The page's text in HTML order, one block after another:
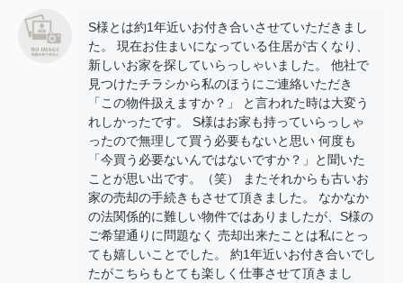
S様とは約1年近いお付き合いさせていただきまし
た。 現在お住まいになっている住居が古くなり、
新しいお家を探していらっしゃいました。 他社で
見つけたチラシから私のほうにご連絡いただき
「この物件扱えますか？」 と言われた時は大変う
れしかったです。 S様はお家も持っていらっしゃ
ったので無理して買う必要もないと思い 何度も
「今買う必要ないんではないですか？」と聞いた
ことが思い出です。（笑） またそれからも古いお
家の売却の手続きもさせて頂きました。 なかなか
の法関係的に難しい物件ではありましたが、S様の
ご希望通りに問題なく 売却出来たことは私にとっ
ても嬉しいことでした。 約1年近いお付き合いでし
たがこちらもとても楽しく仕事させて頂きまし